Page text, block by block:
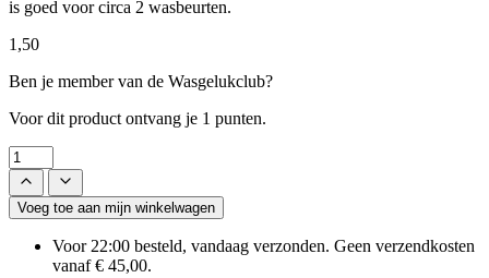
is goed voor circa 2 wasbeurten.
1,50
Ben je member van de Wasgelukclub?
Voor dit product ontvang je 1 punten.
Voeg toe aan mijn winkelwagen
Voor 22:00 besteld, vandaag verzonden. Geen verzendkosten
vanaf € 45,00.